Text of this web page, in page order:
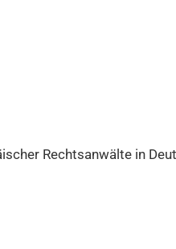
Rechtsanwälte in